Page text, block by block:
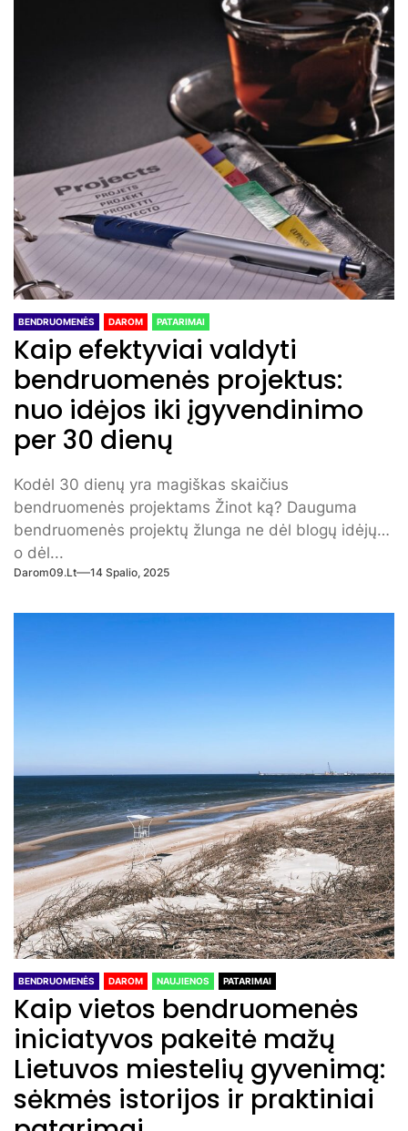
BENDRUOMENĖS DAROM PATARIMAI
Kaip efektyviai valdyti
bendruomenės projektus:
nuo idėjos iki įgyvendinimo
per 30 dienų
Kodėl 30 dienų yra magiškas skaičius
bendruomenės projektams Žinot ką? Dauguma
bendruomenės projektų žlunga ne dėl blogų idėjų,
o dėl...
Darom09.lt 14 Spalio, 2025
BENDRUOMENĖS DAROM NAUJIENOS PATARIMAI
Kaip vietos bendruomenės
iniciatyvos pakeitė mažų
Lietuvos miestelių gyvenimą:
sėkmės istorijos ir praktiniai